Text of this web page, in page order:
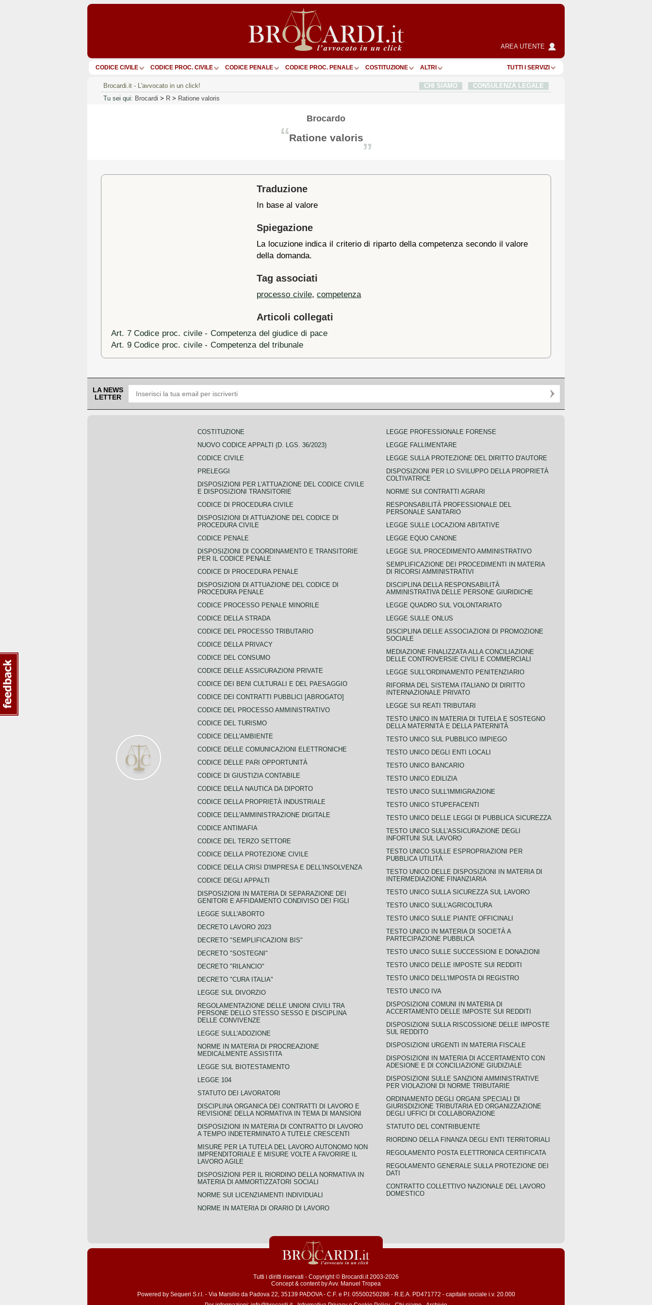
AREA UTENTE
CODICE CIVILE CODICE PROC. CIVILE CODICE PENALE CODICE PROC. PENALE COSTITUZIONE ALTRI TUTTI I SERVIZI
Brocardi.it - L'avvocato in un click! CHI SIAMO
CONSULENZA LEGALE
Tu sei qui: Brocardi > R > Ratione valoris
Brocardo
“Ratione valoris
”
Traduzione
In base al valore
Spiegazione
La locuzione indica il criterio di riparto della competenza secondo il valore
della domanda.
Tag associati
processo civile,competenza
Articoli collegati
Art. 7 Codice proc. civile - Competenza del giudice di pace
Art. 9 Codice proc. civile - Competenza del tribunale
LA NEWS
LETTER
COSTITUZIONE
NUOVO CODICE APPALTI (D. LGS. 36/2023)
CODICE CIVILE
PRELEGGI
DISPOSIZIONI PER L'ATTUAZIONE DEL CODICE CIVILE
E DISPOSIZIONI TRANSITORIE
CODICE DI PROCEDURA CIVILE
DISPOSIZIONI DI ATTUAZIONE DEL CODICE DI
PROCEDURA CIVILE
CODICE PENALE
DISPOSIZIONI DI COORDINAMENTO E TRANSITORIE
PER IL CODICE PENALE
CODICE DI PROCEDURA PENALE
DISPOSIZIONI DI ATTUAZIONE DEL CODICE DI
PROCEDURA PENALE
CODICE PROCESSO PENALE MINORILE
CODICE DELLA STRADA
CODICE DEL PROCESSO TRIBUTARIO
CODICE DELLA PRIVACY
CODICE DEL CONSUMO
CODICE DELLE ASSICURAZIONI PRIVATE
CODICE DEI BENI CULTURALI E DEL PAESAGGIO
CODICE DEI CONTRATTI PUBBLICI [ABROGATO]
CODICE DEL PROCESSO AMMINISTRATIVO
CODICE DEL TURISMO
CODICE DELL'AMBIENTE
CODICE DELLE COMUNICAZIONI ELETTRONICHE
CODICE DELLE PARI OPPORTUNITÀ
CODICE DI GIUSTIZIA CONTABILE
CODICE DELLA NAUTICA DA DIPORTO
CODICE DELLA PROPRIETÀ INDUSTRIALE
CODICE DELL'AMMINISTRAZIONE DIGITALE
CODICE ANTIMAFIA
CODICE DEL TERZO SETTORE
CODICE DELLA PROTEZIONE CIVILE
CODICE DELLA CRISI D'IMPRESA E DELL'INSOLVENZA
CODICE DEGLI APPALTI
DISPOSIZIONI IN MATERIA DI SEPARAZIONE DEI
GENITORI E AFFIDAMENTO CONDIVISO DEI FIGLI
LEGGE SULL'ABORTO
DECRETO LAVORO 2023
DECRETO "SEMPLIFICAZIONI BIS"
DECRETO "SOSTEGNI"
DECRETO "RILANCIO"
DECRETO "CURA ITALIA"
LEGGE SUL DIVORZIO
REGOLAMENTAZIONE DELLE UNIONI CIVILI TRA
PERSONE DELLO STESSO SESSO E DISCIPLINA
DELLE CONVIVENZE
LEGGE SULL'ADOZIONE
NORME IN MATERIA DI PROCREAZIONE
MEDICALMENTE ASSISTITA
LEGGE SUL BIOTESTAMENTO
LEGGE 104
STATUTO DEI LAVORATORI
DISCIPLINA ORGANICA DEI CONTRATTI DI LAVORO E
REVISIONE DELLA NORMATIVA IN TEMA DI MANSIONI
DISPOSIZIONI IN MATERIA DI CONTRATTO DI LAVORO
A TEMPO INDETERMINATO A TUTELE CRESCENTI
MISURE PER LA TUTELA DEL LAVORO AUTONOMO NON
IMPRENDITORIALE E MISURE VOLTE A FAVORIRE IL
LAVORO AGILE
DISPOSIZIONI PER IL RIORDINO DELLA NORMATIVA IN
MATERIA DI AMMORTIZZATORI SOCIALI
NORME SUI LICENZIAMENTI INDIVIDUALI
NORME IN MATERIA DI ORARIO DI LAVORO
LEGGE PROFESSIONALE FORENSE
LEGGE FALLIMENTARE
LEGGE SULLA PROTEZIONE DEL DIRITTO D'AUTORE
DISPOSIZIONI PER LO SVILUPPO DELLA PROPRIETÀ
COLTIVATRICE
NORME SUI CONTRATTI AGRARI
RESPONSABILITÀ PROFESSIONALE DEL
PERSONALE SANITARIO
LEGGE SULLE LOCAZIONI ABITATIVE
LEGGE EQUO CANONE
LEGGE SUL PROCEDIMENTO AMMINISTRATIVO
SEMPLIFICAZIONE DEI PROCEDIMENTI IN MATERIA
DI RICORSI AMMINISTRATIVI
DISCIPLINA DELLA RESPONSABILITÀ
AMMINISTRATIVA DELLE PERSONE GIURIDICHE
LEGGE QUADRO SUL VOLONTARIATO
LEGGE SULLE ONLUS
DISCIPLINA DELLE ASSOCIAZIONI DI PROMOZIONE
SOCIALE
MEDIAZIONE FINALIZZATA ALLA CONCILIAZIONE
DELLE CONTROVERSIE CIVILI E COMMERCIALI
LEGGE SULL'ORDINAMENTO PENITENZIARIO
RIFORMA DEL SISTEMA ITALIANO DI DIRITTO
INTERNAZIONALE PRIVATO
LEGGE SUI REATI TRIBUTARI
TESTO UNICO IN MATERIA DI TUTELA E SOSTEGNO
DELLA MATERNITÀ E DELLA PATERNITÀ
TESTO UNICO SUL PUBBLICO IMPIEGO
TESTO UNICO DEGLI ENTI LOCALI
TESTO UNICO BANCARIO
TESTO UNICO EDILIZIA
TESTO UNICO SULL'IMMIGRAZIONE
TESTO UNICO STUPEFACENTI
TESTO UNICO DELLE LEGGI DI PUBBLICA SICUREZZA
TESTO UNICO SULL'ASSICURAZIONE DEGLI
INFORTUNI SUL LAVORO
TESTO UNICO SULLE ESPROPRIAZIONI PER
PUBBLICA UTILITÀ
TESTO UNICO DELLE DISPOSIZIONI IN MATERIA DI
INTERMEDIAZIONE FINANZIARIA
TESTO UNICO SULLA SICUREZZA SUL LAVORO
TESTO UNICO SULL'AGRICOLTURA
TESTO UNICO SULLE PIANTE OFFICINALI
TESTO UNICO IN MATERIA DI SOCIETÀ A
PARTECIPAZIONE PUBBLICA
TESTO UNICO SULLE SUCCESSIONI E DONAZIONI
TESTO UNICO DELLE IMPOSTE SUI REDDITI
TESTO UNICO DELL'IMPOSTA DI REGISTRO
TESTO UNICO IVA
DISPOSIZIONI COMUNI IN MATERIA DI
ACCERTAMENTO DELLE IMPOSTE SUI REDDITI
DISPOSIZIONI SULLA RISCOSSIONE DELLE IMPOSTE
SUL REDDITO
DISPOSIZIONI URGENTI IN MATERIA FISCALE
DISPOSIZIONI IN MATERIA DI ACCERTAMENTO CON
ADESIONE E DI CONCILIAZIONE GIUDIZIALE
DISPOSIZIONI SULLE SANZIONI AMMINISTRATIVE
PER VIOLAZIONI DI NORME TRIBUTARIE
ORDINAMENTO DEGLI ORGANI SPECIALI DI
GIURISDIZIONE TRIBUTARIA ED ORGANIZZAZIONE
DEGLI UFFICI DI COLLABORAZIONE
STATUTO DEL CONTRIBUENTE
RIORDINO DELLA FINANZA DEGLI ENTI TERRITORIALI
REGOLAMENTO POSTA ELETTRONICA CERTIFICATA
REGOLAMENTO GENERALE SULLA PROTEZIONE DEI
DATI
CONTRATTO COLLETTIVO NAZIONALE DEL LAVORO
DOMESTICO
Tutti i diritti riservati - Copyright © Brocardi.it 2003-2026
Concept & content byAvv. Manuel Tropea
Powered by Sequeri S.r.l. - Via Marsilio da Padova 22, 35139 PADOVA - C.F. e P.I. 05500250286 - R.E.A. PD471772 - capitale sociale i.v. 20.000